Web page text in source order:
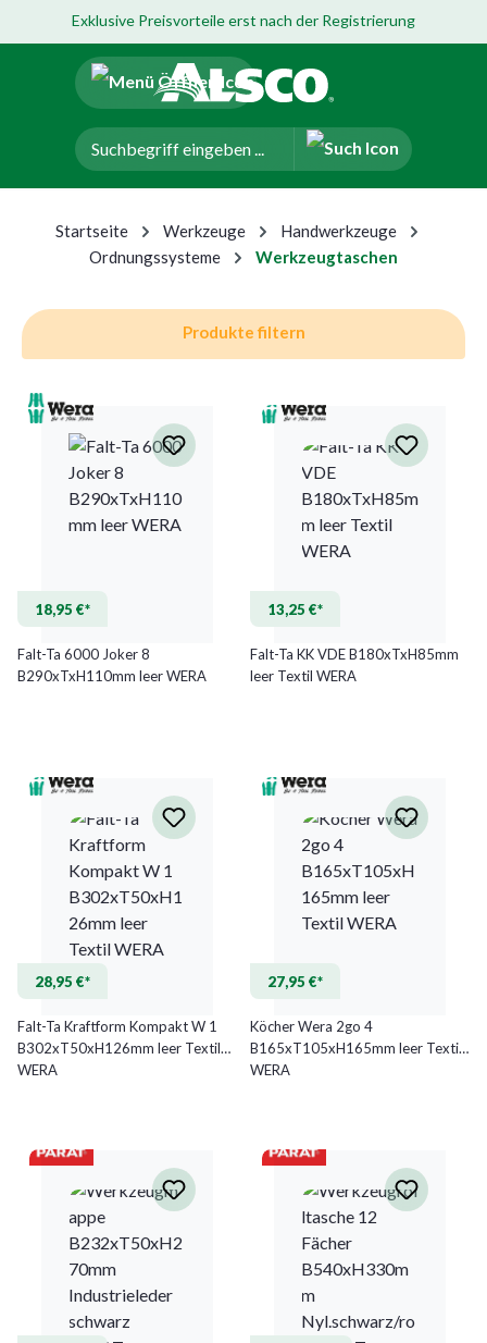
Hauptinhalt springen
Zur Navigation der B2B-Plattform springen
Exklusive Preisvorteile erst nach der Registrierung
Startseite Werkzeuge
Handwerkzeuge
Ordnungssysteme
Werkzeugtaschen
Produkte filtern
18,95 €*
Falt-Ta 6000 Joker 8
B290xTxH110mm leer WERA
13,25 €*
Falt-Ta KK VDE B180xTxH85mm
leer Textil WERA
28,95 €*
Falt-Ta Kraftform Kompakt W 1
B302xT50xH126mm leer Textil
WERA
27,95 €*
Köcher Wera 2go 4
B165xT105xH165mm leer Textil
WERA